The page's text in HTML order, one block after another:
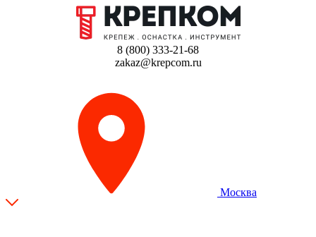
8 (800) 333-21-68
zakaz@krepcom.ru
Москва